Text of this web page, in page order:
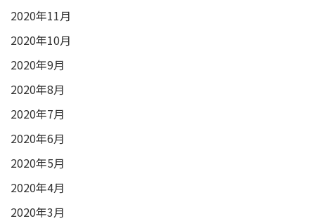
2020年11月
2020年10月
2020年9月
2020年8月
2020年7月
2020年6月
2020年5月
2020年4月
2020年3月